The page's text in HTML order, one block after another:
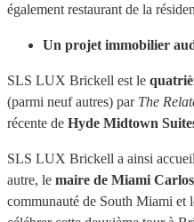
également restaurant de la
Un projet immobilier
SLS LUX Brickell est le
(parmi neuf autres) par The
récente de Hyde Midtown
SLS LUX Brickell a ainsi
autre, le maire de Miami
communauté de South Miami et